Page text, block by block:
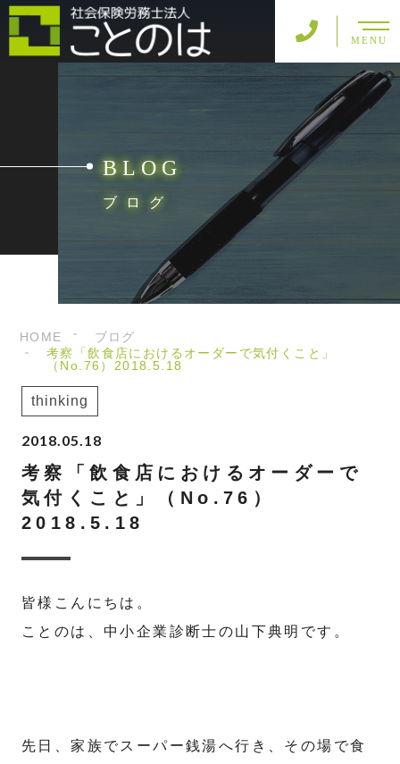
MENU
BLOG
ブログ
HOME
ブログ
考察「飲食店におけるオーダーで気付くこと」
（No.76）2018.5.18
thinking
2018.05.18
考察「飲食店におけるオーダーで
気付くこと」（No.76）
2018.5.18
皆様こんにちは。
ことのは、中小企業診断士の山下典明です。
先日、家族でスーパー銭湯へ行き、その場で食